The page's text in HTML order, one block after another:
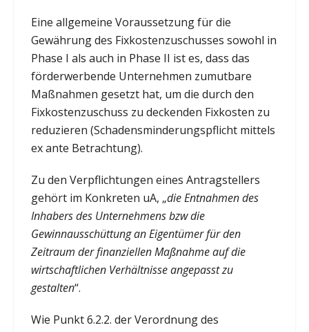
Eine allgemeine Voraussetzung für die
Gewährung des Fixkostenzuschusses sowohl in
Phase I als auch in Phase II ist es, dass das
förderwerbende Unternehmen zumutbare
Maßnahmen gesetzt hat, um die durch den
Fixkostenzuschuss zu deckenden Fixkosten zu
reduzieren (Schadensminderungspflicht mittels
ex ante Betrachtung).
Zu den Verpflichtungen eines Antragstellers
gehört im Konkreten uA, „die Entnahmen des
Inhabers des Unternehmens bzw die
Gewinnausschüttung an Eigentümer für den
Zeitraum der finanziellen Maßnahme auf die
wirtschaftlichen Verhältnisse angepasst zu
gestalten“.
Wie Punkt 6.2.2. der Verordnung des